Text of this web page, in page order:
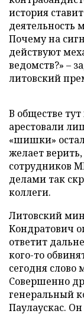
история
деятельность
Почему на
действуют
ведомств?» –
литовский
В обществе
арестовали
«шишки»
желает
сотрудников
делами так
коллеги.
Литовский
Кондратович
ответит
кого-то
сегодня слово
Совершенно
генеральный
Паулаускас.